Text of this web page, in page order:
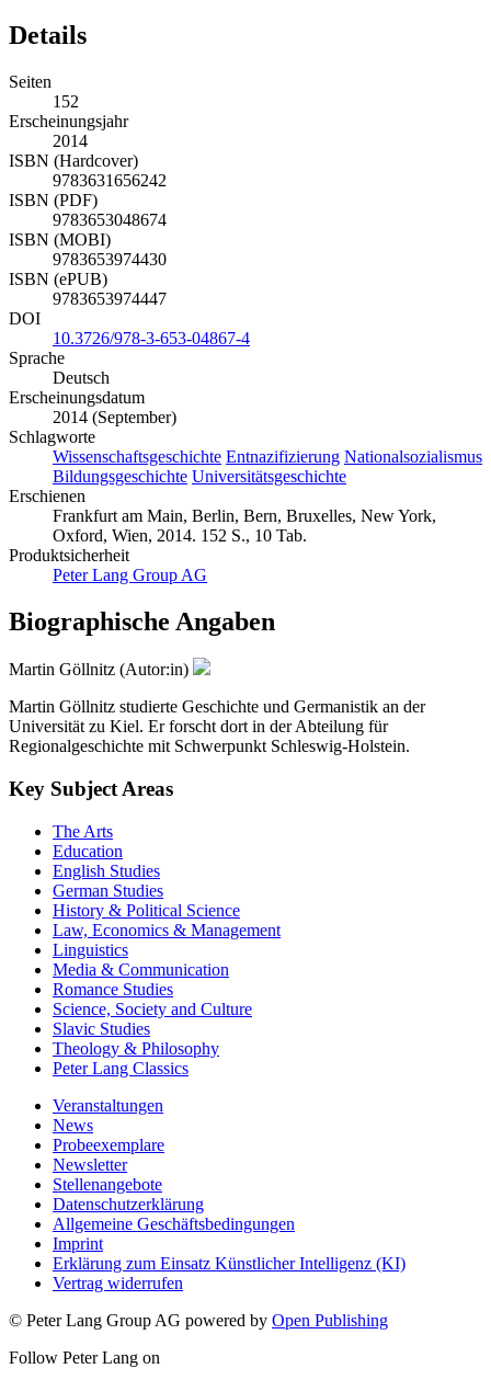
Details
Seiten
152
Erscheinungsjahr
2014
ISBN (Hardcover)
9783631656242
ISBN (PDF)
9783653048674
ISBN (MOBI)
9783653974430
ISBN (ePUB)
9783653974447
DOI
10.3726/978-3-653-04867-4
Sprache
Deutsch
Erscheinungsdatum
2014 (September)
Schlagworte
Wissenschaftsgeschichte Entnazifizierung Nationalsozialismus
Bildungsgeschichte Universitätsgeschichte
Erschienen
Frankfurt am Main, Berlin, Bern, Bruxelles, New York,
Oxford, Wien, 2014. 152 S., 10 Tab.
Produktsicherheit
Peter Lang Group AG
Biographische Angaben
Martin Göllnitz (Autor:in)
Martin Göllnitz studierte Geschichte und Germanistik an der
Universität zu Kiel. Er forscht dort in der Abteilung für
Regionalgeschichte mit Schwerpunkt Schleswig-Holstein.
Key Subject Areas
The Arts
Education
English Studies
German Studies
History & Political Science
Law, Economics & Management
Linguistics
Media & Communication
Romance Studies
Science, Society and Culture
Slavic Studies
Theology & Philosophy
Peter Lang Classics
Veranstaltungen
News
Probeexemplare
Newsletter
Stellenangebote
Datenschutzerklärung
Allgemeine Geschäftsbedingungen
Imprint
Erklärung zum Einsatz Künstlicher Intelligenz (KI)
Vertrag widerrufen
© Peter Lang Group AG powered by Open Publishing
Follow Peter Lang on